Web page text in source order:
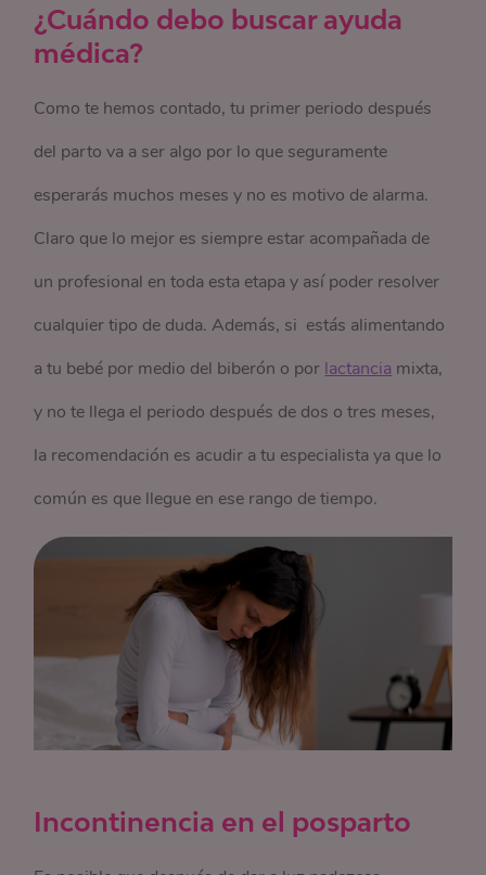
¿Cuándo debo buscar ayuda
médica?
Como te hemos contado, tu primer periodo después
del parto va a ser algo por lo que seguramente
esperarás muchos meses y no es motivo de alarma.
Claro que lo mejor es siempre estar acompañada de
un profesional en toda esta etapa y así poder resolver
cualquier tipo de duda. Además, si estás alimentando
a tu bebé por medio del biberón o porlactancia mixta,
y no te llega el periodo después de dos o tres meses,
la recomendación es acudir a tu especialista ya que lo
común es que llegue en ese rango de tiempo.
Incontinencia en el posparto